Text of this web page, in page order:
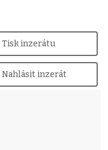
Tisk inzerátu
Nahlásit inzerát